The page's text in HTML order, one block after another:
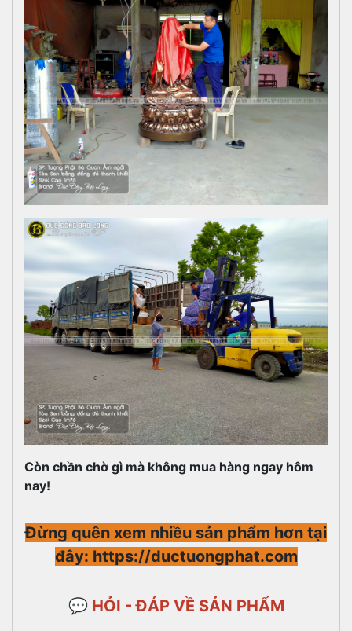
Còn chần chờ gì mà không mua hàng ngay hôm
nay!
Đừng quên xem nhiều sản phẩm hơn tại
đây: https://ductuongphat.com
💬 HỎI - ĐÁP VỀ SẢN PHẨM